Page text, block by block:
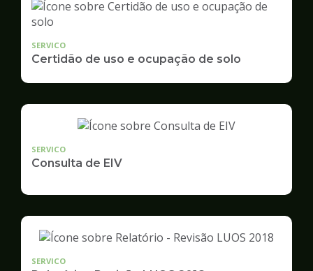
SERVICO
Certidão de uso e ocupação de solo
SERVICO
Consulta de EIV
SERVICO